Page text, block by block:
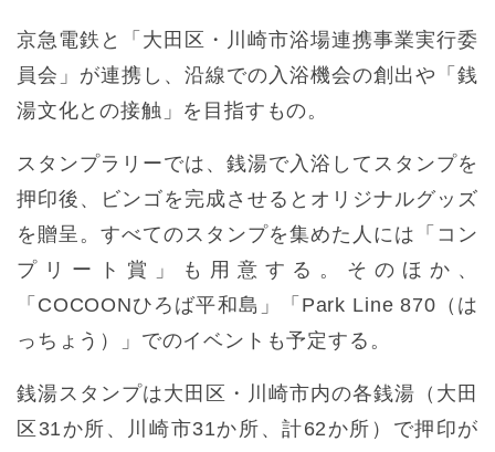
京急電鉄と「大田区・川崎市浴場連携事業実行委
員会」が連携し、沿線での入浴機会の創出や「銭
湯文化との接触」を目指すもの。
スタンプラリーでは、銭湯で入浴してスタンプを
押印後、ビンゴを完成させるとオリジナルグッズ
を贈呈。すべてのスタンプを集めた人には「コン
プリート賞」も用意する。そのほか、
「COCOONひろば平和島」「Park Line 870（は
っちょう）」でのイベントも予定する。
銭湯スタンプは大田区・川崎市内の各銭湯（大田
区31か所、川崎市31か所、計62か所）で押印が